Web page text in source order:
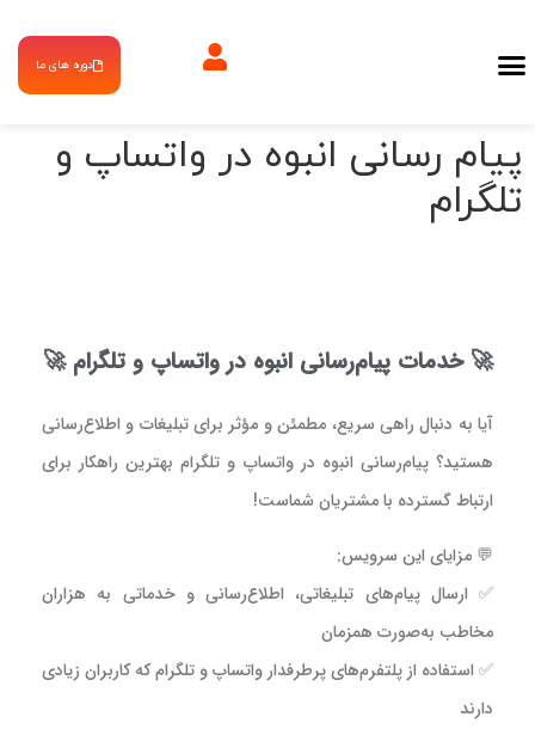
دوره های ما
پیام رسانی انبوه در واتساپ و
تلگرام
🚀 خدمات پیام‌رسانی انبوه در واتساپ و تلگرام 🚀
آیا به دنبال راهی سریع، مطمئن و مؤثر برای تبلیغات و اطلاع‌رسانی
هستید؟پیام‌رسانی انبوه در واتساپ و تلگرامبهترین راهکار برای
ارتباط گسترده با مشتریان شماست!
💬 مزایای این سرویس:
✅ ارسال پیام‌های تبلیغاتی، اطلاع‌رسانی و خدماتی به هزاران
مخاطب به‌صورت همزمان
✅ استفاده از پلتفرم‌های پرطرفدار واتساپ و تلگرام که کاربران زیادی
دارند